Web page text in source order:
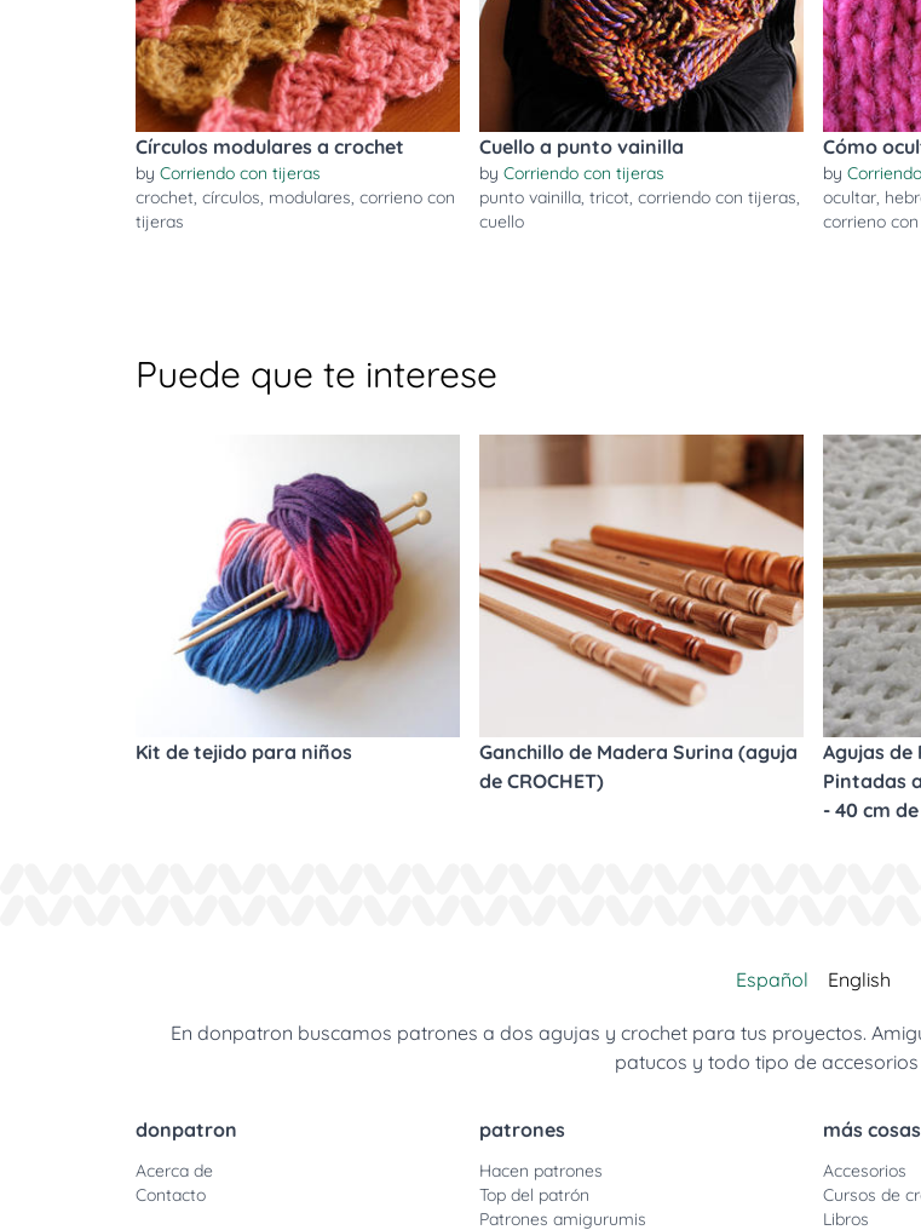
Círculos modulares a crochet
by Corriendo con tijeras
crochet, círculos, modulares, corrieno con
tijeras
Cuello a punto vainilla
by Corriendo con tijeras
punto vainilla, tricot, corriendo con tijeras,
cuello
Cómo
by
ocultar,
corrieno
Puede que te interese
Kit de tejido para niños
Ganchillo de Madera Surina (aguja
de CROCHET)
Agujas de
Pintadas
- 40 cm
Español English
En donpatron buscamos patrones a dos agujas y crochet para tus proyectos.
patucos y todo tipo de
donpatron
Acerca de
Contacto
patrones
Hacen patrones
Top del patrón
Patrones amigurumis
más cosas
Accesorios
Cursos de
Libros